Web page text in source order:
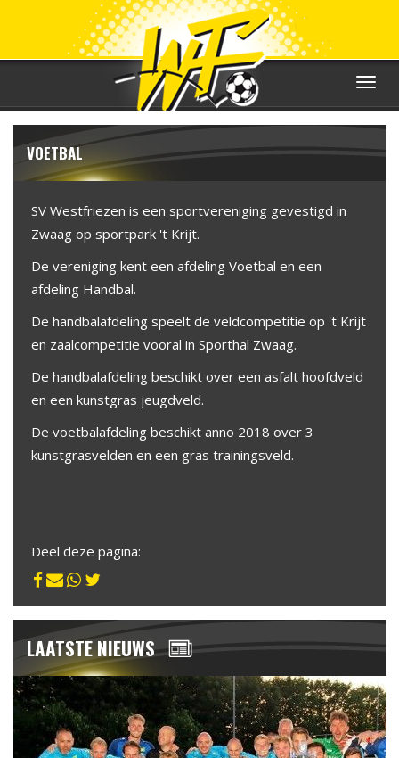
Toggle
VOETBAL
SV Westfriezen is een sportvereniging gevestigd in
Zwaag op sportpark 't Krijt.
De vereniging kent een afdeling Voetbal en een
afdeling Handbal.
De handbalafdeling speelt de veldcompetitie op 't Krijt
en zaalcompetitie vooral in Sporthal Zwaag.
De handbalafdeling beschikt over een asfalt hoofdveld
en een kunstgras jeugdveld.
De voetbalafdeling beschikt anno 2018 over 3
kunstgrasvelden en een gras trainingsveld.
Deel deze pagina:
LAATSTE NIEUWS